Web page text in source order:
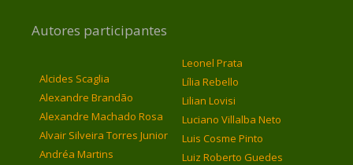
Autores participantes
Alcides Scaglia
Alexandre Brandão
Alexandre Machado Rosa
Alvair Silveira Torres Junior
Andréa Martins
Leonel Prata
Lília Rebello
Lilian Lovisi
Luciano Villalba Neto
Luis Cosme Pinto
Luiz Roberto Guedes